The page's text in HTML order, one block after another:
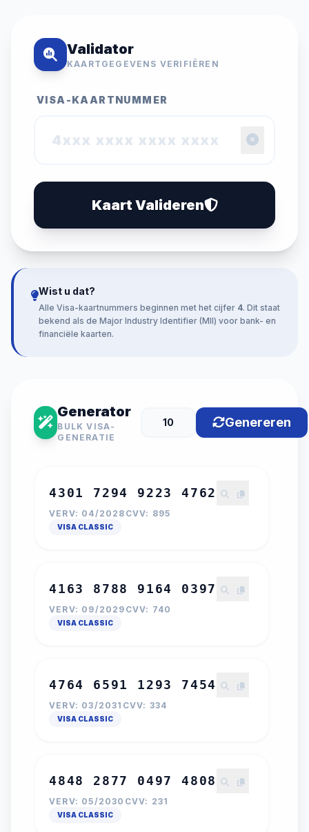
Validator
KAARTGEGEVENS VERIFIËREN
VISA-KAARTNUMMER
Kaart Valideren
Wist u dat?
Alle Visa-kaartnummers beginnen met het cijfer 4. Dit staat
bekend als de Major Industry Identifier (MII) voor bank- en
financiële kaarten.
Generator
BULK VISA-
GENERATIE
Genereren
4301 7294 9223 4762
VERV: 04/2028 CVV: 895
VISA CLASSIC
4163 8788 9164 0397
VERV: 09/2029 CVV: 740
VISA CLASSIC
4764 6591 1293 7454
VERV: 03/2031 CVV: 334
VISA CLASSIC
4848 2877 0497 4808
VERV: 05/2030 CVV: 231
VISA CLASSIC